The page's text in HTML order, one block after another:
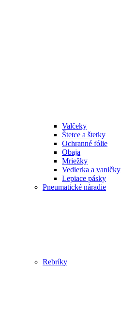
Valčeky
Štetce a štetky
Ochranné fólie
Obaja
Mriežky
Vedierka a vaničky
Lepiace pásky
Pneumatické náradie
Rebríky